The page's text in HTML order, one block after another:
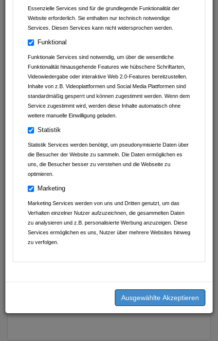
Essenzielle Services sind für die grundlegende Funktionalität der
Website erforderlich. Sie enthalten nur technisch notwendige
Services. Diesen Services kann nicht widersprochen werden.
Funktional
Funktionale Services sind notwendig, um über die wesentliche
Funktionalität hinausgehende Features wie hübschere Schriftarten,
Videowiedergabe oder interaktive Web 2.0-Features bereitzustellen.
Inhalte von z.B. Videoplattformen und Social Media Plattformen sind
standardmäßig gesperrt und können zugestimmt werden. Wenn dem
Service zugestimmt wird, werden diese Inhalte automatisch ohne
weitere manuelle Einwilligung geladen.
Statistik
Statistik Services werden benötigt, um pseudonymisierte Daten über
die Besucher der Website zu sammeln. Die Daten ermöglichen es
uns, die Besucher besser zu verstehen und die Webseite zu
optimieren.
Marketing
Marketing Services werden von uns und Dritten genutzt, um das
Verhalten einzelner Nutzer aufzuzeichnen, die gesammelten Daten
zu analysieren und z.B. personalisierte Werbung anzuzeigen. Diese
Services ermöglichen es uns, Nutzer über mehrere Websites hinweg
zu verfolgen.
Tayfun Sen